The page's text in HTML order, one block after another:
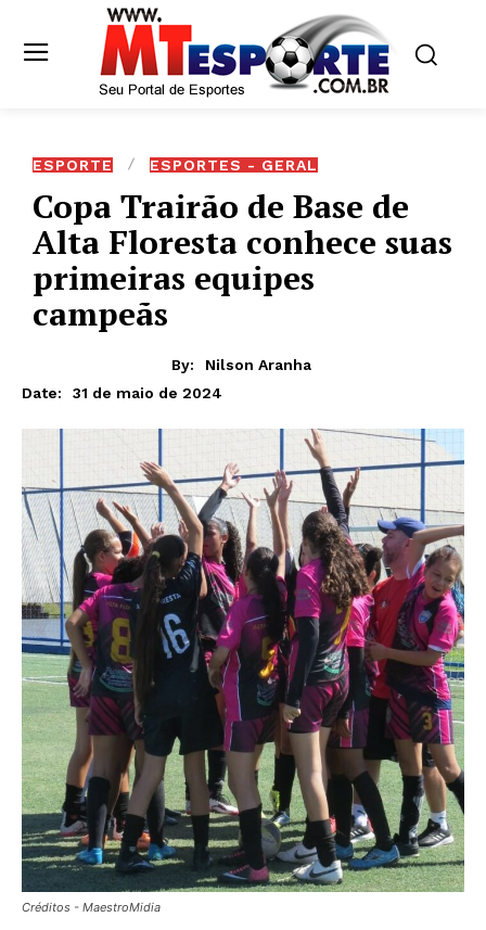
ESPORTE ESPORTES - GERAL
Copa Trairão de Base de
Alta Floresta conhece suas
primeiras equipes
campeãs
By:
Nilson Aranha
Date:
31 de maio de 2024
Créditos - MaestroMidia